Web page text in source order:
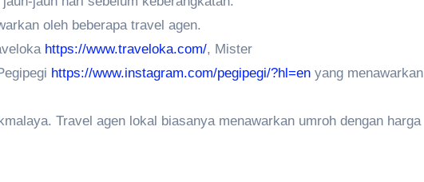
oleh beberapa travel agen.
https://www.traveloka.com/, Mister
https://www.instagram.com/pegipegi/?hl=en yang menawarkan
Travel agen lokal biasanya menawarkan umroh dengan harga